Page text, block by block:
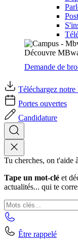
Découvre
Demande de
Téléchargez notre
Portes ouvertes
Candidature
Tu cherches, on t'aide
Tape un mot-clé et
actualités... qui te
Être rappelé